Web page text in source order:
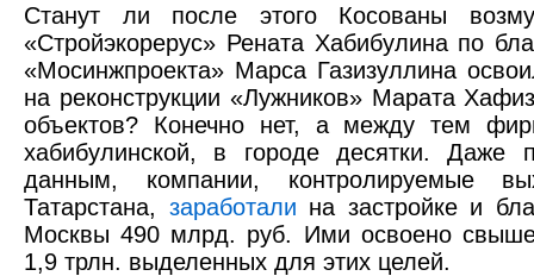
Станут ли после этого Косованы
«Стройэкорерус» Рената Хабибулина по
«Мосинжпроекта» Марса Газизуллина
на реконструкции «Лужников» Марата
объектов? Конечно нет, а между тем
хабибулинской, в городе десятки. Даже
данным, компании, контролируемые
Татарстана, заработали на застройке и
Москвы 490 млрд. руб. Ими освоено свыше
1,9 трлн. выделенных для этих целей.